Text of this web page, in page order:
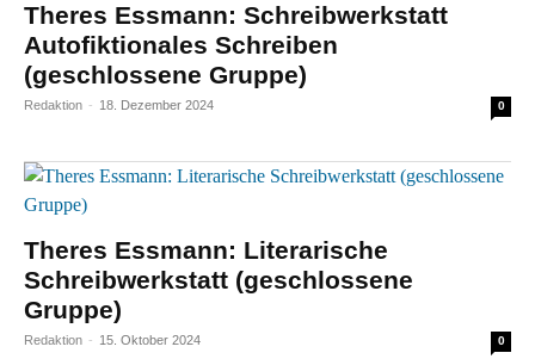
Theres Essmann: Schreibwerkstatt
Autofiktionales Schreiben
(geschlossene Gruppe)
Redaktion - 18. Dezember 2024 0
Theres Essmann: Literarische
Schreibwerkstatt (geschlossene
Gruppe)
Redaktion - 15. Oktober 2024 0